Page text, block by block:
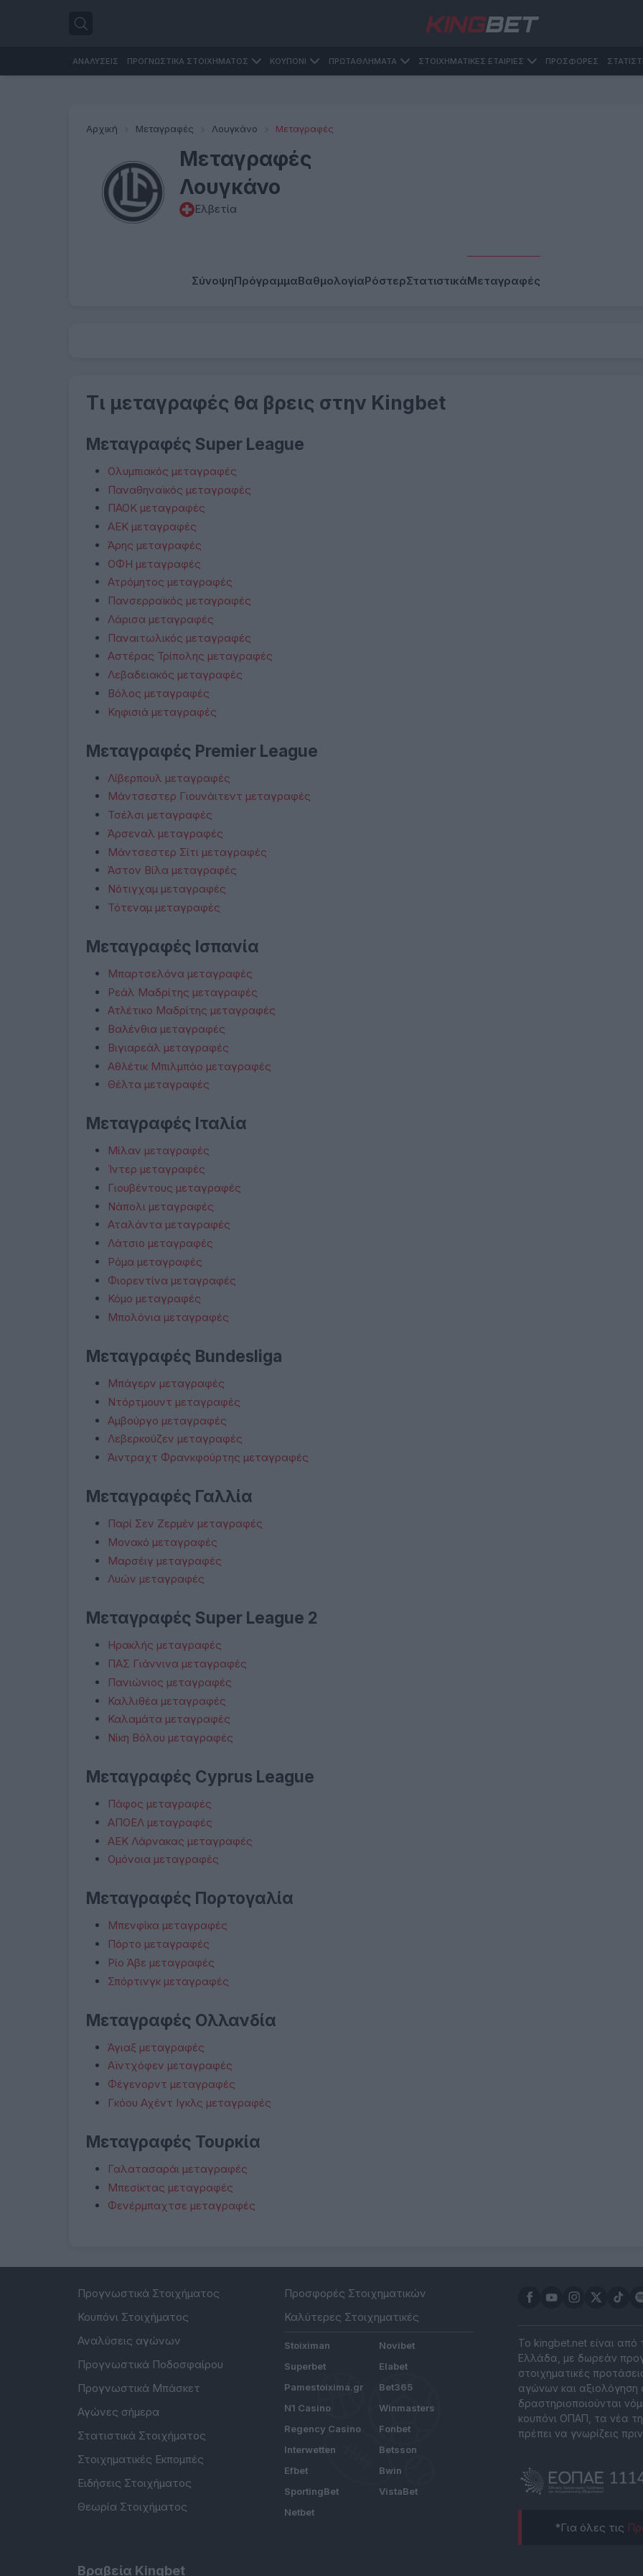
ΑΝΑΛΥΣΕΙΣ ΠΡΟΓΝΩΣΤΙΚΑ ΣΤΟΙΧΗΜΑΤΟΣ ΚΟΥΠΟΝΙ ΠΡΩΤΑΘΛΗΜΑΤΑ ΣΤΟΙΧΗΜΑΤΙΚΕΣ ΕΤΑΙΡΙΕΣ ΠΡΟΣΦΟΡΕΣ
Αρχική Μεταγραφές Λουγκάνο Μεταγραφές
Μεταγραφές
Λουγκάνο
Ελβετία
ΣύνοψηΠρόγραμμαΒαθμολογίαΡόστερΣτατιστικάΜεταγραφές
Τι μεταγραφές θα βρεις στην Kingbet
Μεταγραφές Super League
Ολυμπιακός μεταγραφές
Παναθηναϊκός μεταγραφές
ΠΑΟΚ μεταγραφές
ΑΕΚ μεταγραφές
Άρης μεταγραφές
ΟΦΗ μεταγραφές
Ατρόμητος μεταγραφές
Πανσερραϊκός μεταγραφές
Λάρισα μεταγραφές
Παναιτωλικός μεταγραφές
Αστέρας Τρίπολης μεταγραφές
Λεβαδειακός μεταγραφές
Βόλος μεταγραφές
Κηφισιά μεταγραφές
Μεταγραφές Premier League
Λίβερπουλ μεταγραφές
Μάντσεστερ Γιουνάιτεντ μεταγραφές
Τσέλσι μεταγραφές
Άρσεναλ μεταγραφές
Μάντσεστερ Σίτι μεταγραφές
Άστον Βίλα μεταγραφές
Νότιγχαμ μεταγραφές
Τότεναμ μεταγραφές
Μεταγραφές Ισπανία
Μπαρτσελόνα μεταγραφές
Ρεάλ Μαδρίτης μεταγραφές
Ατλέτικο Μαδρίτης μεταγραφές
Βαλένθια μεταγραφές
Βιγιαρεάλ μεταγραφές
Αθλέτικ Μπιλμπάο μεταγραφές
Θέλτα μεταγραφές
Μεταγραφές Ιταλία
Μίλαν μεταγραφές
Ίντερ μεταγραφές
Γιουβέντους μεταγραφές
Νάπολι μεταγραφές
Αταλάντα μεταγραφές
Λάτσιο μεταγραφές
Ρόμα μεταγραφές
Φιορεντίνα μεταγραφές
Κόμο μεταγραφές
Μπολόνια μεταγραφές
Μεταγραφές Bundesliga
Μπάγερν μεταγραφές
Ντόρτμουντ μεταγραφές
Αμβούργο μεταγραφές
Λεβερκούζεν μεταγραφές
Άιντραχτ Φρανκφούρτης μεταγραφές
Μεταγραφές Γαλλία
Παρί Σεν Ζερμέν μεταγραφές
Μονακό μεταγραφές
Μαρσέιγ μεταγραφές
Λυών μεταγραφές
Μεταγραφές Super League 2
Ηρακλής μεταγραφές
ΠΑΣ Γιάννινα μεταγραφές
Πανιώνιος μεταγραφές
Καλλιθέα μεταγραφές
Καλαμάτα μεταγραφές
Νίκη Βόλου μεταγραφές
Μεταγραφές Cyprus League
Πάφος μεταγραφές
ΑΠΟΕΛ μεταγραφές
ΑΕΚ Λάρνακας μεταγραφές
Ομόνοια μεταγραφές
Μεταγραφές Πορτογαλία
Μπενφίκα μεταγραφές
Πόρτο μεταγραφές
Ρίο Άβε μεταγραφές
Σπόρτινγκ μεταγραφές
Μεταγραφές Ολλανδία
Άγιαξ μεταγραφές
Αϊντχόφεν μεταγραφές
Φέγενορντ μεταγραφές
Γκόου Αχέντ Ιγκλς μεταγραφές
Μεταγραφές Τουρκία
Γαλατασαράι μεταγραφές
Μπεσίκτας μεταγραφές
Φενέρμπαχτσε μεταγραφές
Προγνωστικά Στοιχήματος
Κουπόνι Στοιχήματος
Αναλύσεις αγώνων
Προγνωστικά Ποδοσφαίρου
Προγνωστικά Μπάσκετ
Αγώνες σήμερα
Στατιστικά Στοιχήματος
Στοιχηματικές Εκπομπές
Ειδήσεις Στοιχήματος
Θεωρία Στοιχήματος
Προσφορές Στοιχηματικών
Καλύτερες Στοιχηματικές
Stoiximan
Novibet
Superbet
Elabet
Pamestoixima.gr
Bet365
N1 Casino
Winmasters
Regency Casino
Fonbet
Interwetten
Betsson
Efbet
Bwin
SportingBet
VistaBet
Netbet
Το kingbet.net είναι από
Ελλάδα, με δωρεάν
στοιχηματικές
αγώνων και αξιολόγηση
δραστηριοποιούνται
κουπόνι ΟΠΑΠ, τα νέα
πρέπει να γνωρίζεις
*Για όλες τις
Βραβεία Kingbet